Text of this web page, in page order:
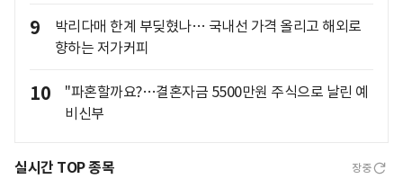
9
박리다매 한계 부딪혔나… 국내선 가격 올리고 해외로
향하는 저가커피
10
"파혼할까요?…결혼자금 5500만원 주식으로 날린 예
비신부
실시간 TOP 종목 장중